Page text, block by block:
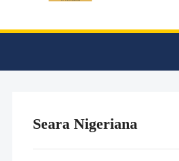
Seara Nigeriana